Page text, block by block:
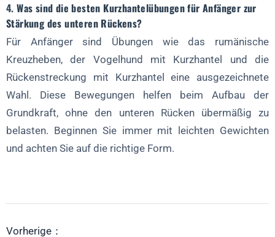
4.Was sind die besten Kurzhantelübungen für Anfänger zur
Stärkung des unteren Rückens?
Für Anfänger sind Übungen wie das rumänische
Kreuzheben, der Vogelhund mit Kurzhantel und die
Rückenstreckung mit Kurzhantel eine ausgezeichnete
Wahl. Diese Bewegungen helfen beim Aufbau der
Grundkraft, ohne den unteren Rücken übermäßig zu
belasten. Beginnen Sie immer mit leichten Gewichten
und achten Sie auf die richtige Form.
Vorherige：